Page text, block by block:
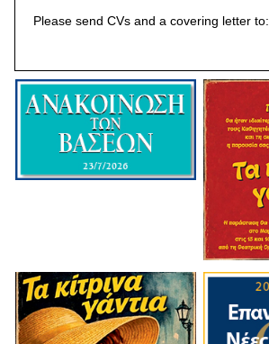
Please send CVs and a covering letter to: